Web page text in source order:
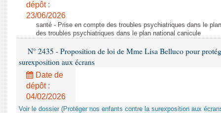
dépôt :
23/06/2026
santé - Prise en compte des troubles psychiatriques dans le
des troubles psychiatriques dans le plan national canicule
N° 2435 - Proposition de loi de Mme Lisa Belluco pour
surexposition aux écrans
Date de
dépôt :
04/02/2026
Voir le dossier (Protéger nos enfants contre la surexposition aux